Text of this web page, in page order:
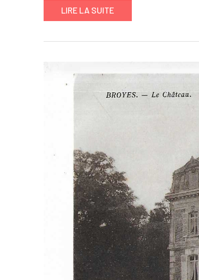
LIRE LA SUITE